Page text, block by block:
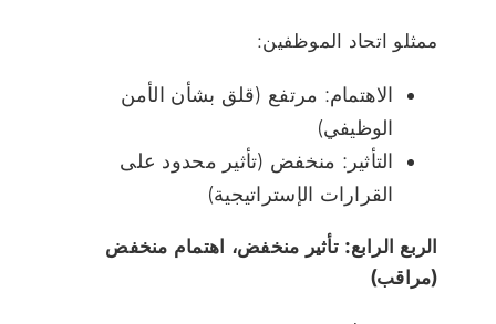
ممثلو اتحاد الموظفين:
الاهتمام: مرتفع (قلق بشأن الأمن
الوظيفي)
التأثير: منخفض (تأثير محدود على
القرارات الإستراتيجية)
الربع الرابع: تأثير منخفض، اهتمام منخفض
(مراقب)